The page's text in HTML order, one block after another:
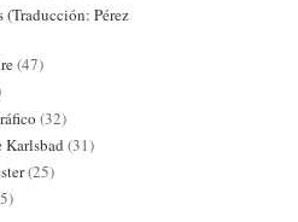
(Traducción: Pérez
(47)
(32)
Karlsbad (31)
(25)